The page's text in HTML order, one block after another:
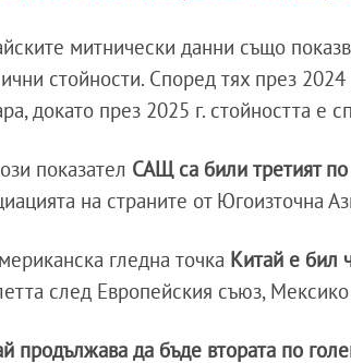
митнически данни също
стойности. Според тях през
докато през 2025 г. стойността е
показател САЩ са били третият
на страните от Югоизточна
гледна точка Китай е бил
след Европейския съюз,
продължава да бъде втората по